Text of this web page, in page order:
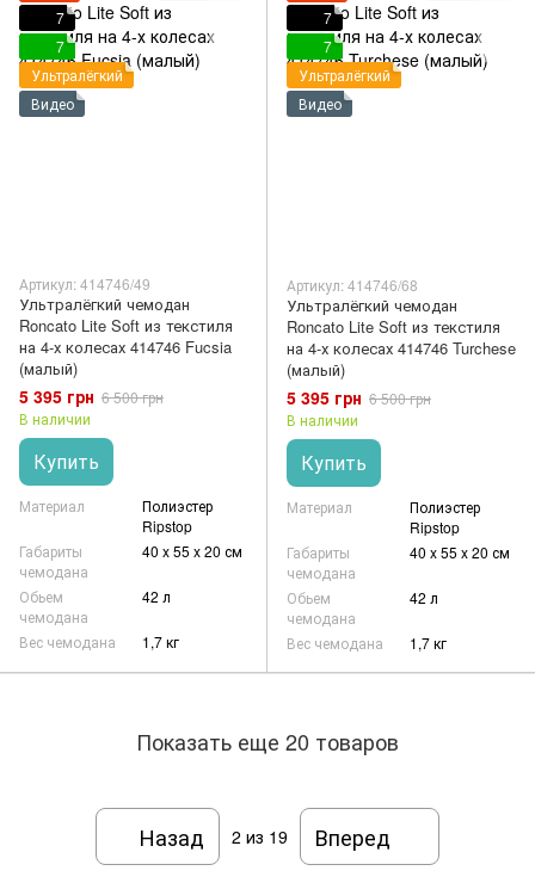
7
7
Ультралёгкий
Видео
Артикул: 414746/49
Ультралёгкий чемодан
Roncato Lite Soft из текстиля
на 4-х колесах 414746 Fucsia
(малый)
5 395 грн 6 500 грн
В наличии
Купить
Материал
Полиэстер
Ripstop
Габариты
чемодана
40 x 55 x 20 см
Обьем
чемодана
42 л
Вес чемодана 1,7 кг
7
7
Ультралёгкий
Видео
Артикул: 414746/68
Ультралёгкий чемодан
Roncato Lite Soft из текстиля
на 4-х колесах 414746 Turchese
(малый)
5 395 грн 6 500 грн
В наличии
Купить
Материал
Полиэстер
Ripstop
Габариты
чемодана
40 x 55 x 20 см
Обьем
чемодана
42 л
Вес чемодана 1,7 кг
Показать еще 20 товаров
Назад 2 из 19 Вперед